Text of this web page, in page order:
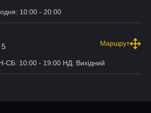
10:00 - 20:00
5 Маршрут
СБ: 10:00 - 19:00 НД: Вихідний